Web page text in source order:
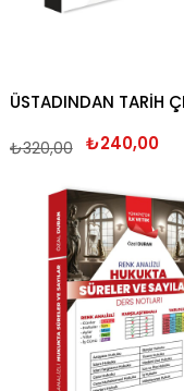
₺240,00
₺320,00